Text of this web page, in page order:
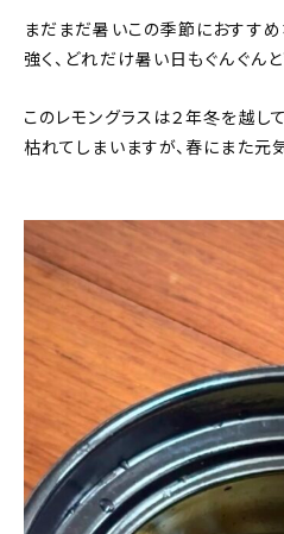
まだまだ暑いこの季節におすすめ
強く、どれだけ暑い日もぐんぐんと
このレモングラスは２年冬を越し
枯れてしまいますが、春にまた元